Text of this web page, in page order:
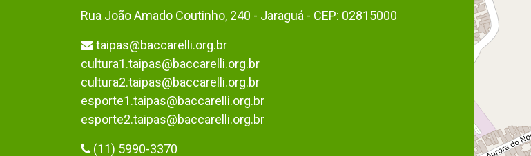
Rua João Amado Coutinho, 240 - Jaraguá - CEP: 02815000
taipas@baccarelli.org.br
cultura1.taipas@baccarelli.org.br
cultura2.taipas@baccarelli.org.br
esporte1.taipas@baccarelli.org.br
esporte2.taipas@baccarelli.org.br
(11) 5990-3370